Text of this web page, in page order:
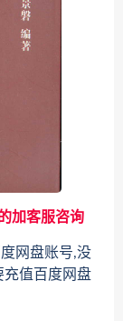
加客服咨询
网盘账号,没
充值百度网盘